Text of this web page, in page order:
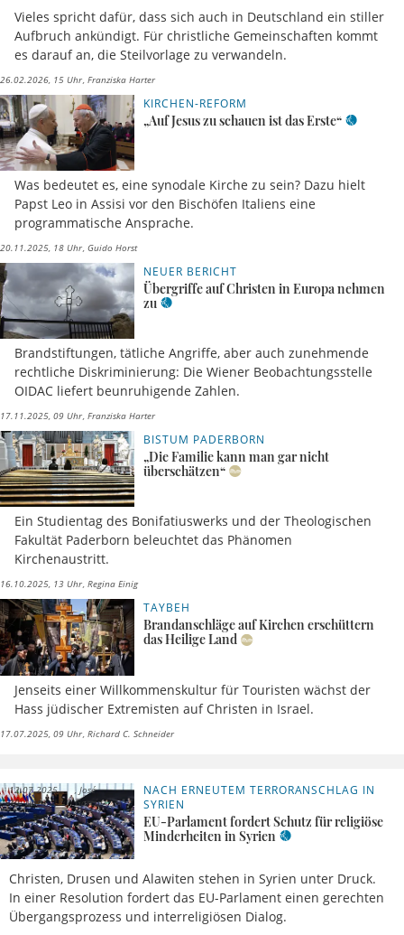
Vieles spricht dafür, dass sich auch in Deutschland ein stiller
Aufbruch ankündigt. Für christliche Gemeinschaften kommt
es darauf an, die Steilvorlage zu verwandeln.
26.02.2026, 15 Uhr Franziska Harter
KIRCHEN-REFORM
„Auf Jesus zu schauen ist das Erste“
Was bedeutet es, eine synodale Kirche zu sein? Dazu hielt
Papst Leo in Assisi vor den Bischöfen Italiens eine
programmatische Ansprache.
20.11.2025, 18 Uhr Guido Horst
NEUER BERICHT
Übergriffe auf Christen in Europa nehmen
zu
Brandstiftungen, tätliche Angriffe, aber auch zunehmende
rechtliche Diskriminierung: Die Wiener Beobachtungsstelle
OIDAC liefert beunruhigende Zahlen.
17.11.2025, 09 Uhr Franziska Harter
BISTUM PADERBORN
„Die Familie kann man gar nicht
überschätzen“
Ein Studientag des Bonifatiuswerks und der Theologischen
Fakultät Paderborn beleuchtet das Phänomen
Kirchenaustritt.
16.10.2025, 13 Uhr Regina Einig
TAYBEH
Brandanschläge auf Kirchen erschüttern
das Heilige Land
Jenseits einer Willkommenskultur für Touristen wächst der
Hass jüdischer Extremisten auf Christen in Israel.
17.07.2025, 09 Uhr Richard C. Schneider
NACH ERNEUTEM TERRORANSCHLAG IN
SYRIEN
EU-Parlament fordert Schutz für religiöse
Minderheiten in Syrien
Christen, Drusen und Alawiten stehen in Syrien unter Druck.
In einer Resolution fordert das EU-Parlament einen gerechten
Übergangsprozess und interreligiösen Dialog.
12.07.2025,
10 Uhr
José
García